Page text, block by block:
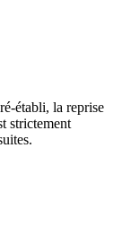
établi, la reprise
strictement